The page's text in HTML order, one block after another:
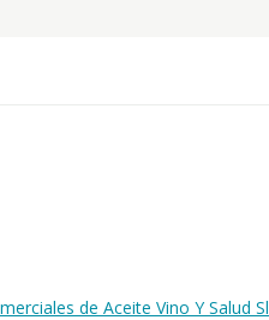
de Aceite Vino Y Salud Sl